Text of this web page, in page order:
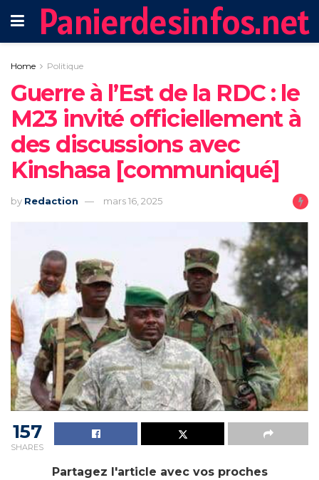
Panierdesinfos.net
Home Politique
Guerre à l’Est de la RDC : le
M23 invité officiellement à
des discussions avec
Kinshasa [communiqué]
by Redaction mars 16, 2025
157
SHARES
Partagez l'article avec vos proches